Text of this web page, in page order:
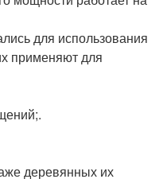
для использования
применяют для
деревянных их